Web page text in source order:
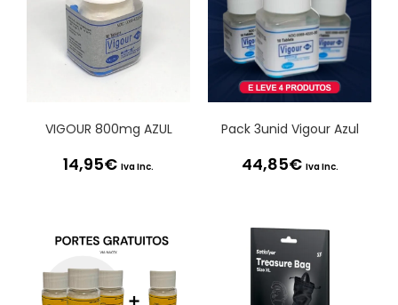
VIGOUR 800mg AZUL
14,95€ Iva Inc.
Pack 3unid Vigour Azul
44,85€ Iva Inc.